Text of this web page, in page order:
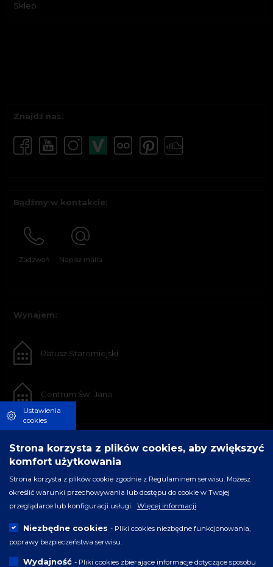
Sklep
Znajdź nas:
Bądźmy w kontakcie:
Zadzwoń Napisz maila
Wynajem:
Ratusz Staromiejski
Centrum Św. Jana
Ustawienia
cookies
Strona korzysta z plików cookies, aby zwiększyć
komfort użytkowania
Strona korzysta z plików cookie zgodnie z Regulaminem serwisu. Możesz
określić warunki przechowywania lub dostępu do cookie w Twojej
przeglądarce lub konfiguracji usługi.
Więcej informacji
Niezbędne cookies - Pliki cookies niezbędne funkcjonowania,
poprawy bezpieczeństwa serwisu.
Wydajność - Pliki cookies zbierające informacje dotyczące sposobu